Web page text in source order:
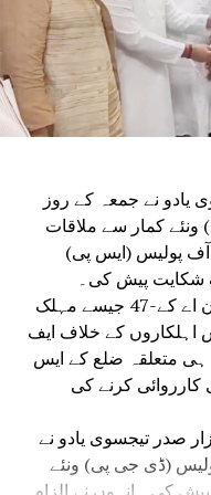
یادو نے جمعہ کے روز
کمار سے ملاقات
آف پولیس (ایس پی)
شکایت پیش کی۔
تیجسوی یادو نے طلبہ تحریک کے دوران اے کے-47 جیسے مہلک
اہلکاروں کے خلاف ایف
ہی متعلقہ ضلع کے ایس
کرنے کی
صدر تیجسوی یادو نے
(ڈی جی پی) ونئے